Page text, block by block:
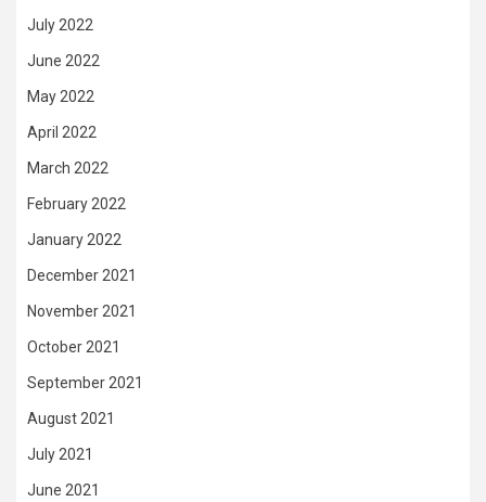
July 2022
June 2022
May 2022
April 2022
March 2022
February 2022
January 2022
December 2021
November 2021
October 2021
September 2021
August 2021
July 2021
June 2021